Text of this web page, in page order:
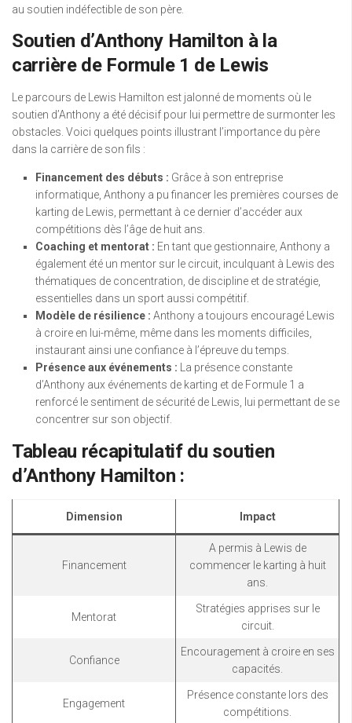
au soutien indéfectible de son père.
Soutien d’Anthony Hamilton à la
carrière de Formule 1 de Lewis
Le parcours de Lewis Hamilton est jalonné de moments où le
soutien d’Anthony a été décisif pour lui permettre de surmonter les
obstacles. Voici quelques points illustrant l’importance du père
dans la carrière de son fils :
Financement des débuts : Grâce à son entreprise
informatique, Anthony a pu financer les premières courses de
karting de Lewis, permettant à ce dernier d’accéder aux
compétitions dès l’âge de huit ans.
Coaching et mentorat : En tant que gestionnaire, Anthony a
également été un mentor sur le circuit, inculquant à Lewis des
thématiques de concentration, de discipline et de stratégie,
essentielles dans un sport aussi compétitif.
Modèle de résilience : Anthony a toujours encouragé Lewis
à croire en lui-même, même dans les moments difficiles,
instaurant ainsi une confiance à l’épreuve du temps.
Présence aux événements : La présence constante
d’Anthony aux événements de karting et de Formule 1 a
renforcé le sentiment de sécurité de Lewis, lui permettant de se
concentrer sur son objectif.
Tableau récapitulatif du soutien
d’Anthony Hamilton :
Dimension Impact
Financement
A permis à Lewis de
commencer le karting à huit
ans.
Mentorat
Stratégies apprises sur le
circuit.
Confiance
Encouragement à croire en ses
capacités.
Engagement
Présence constante lors des
compétitions.